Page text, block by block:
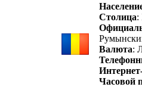
Столица:
Валюта:
Часовой